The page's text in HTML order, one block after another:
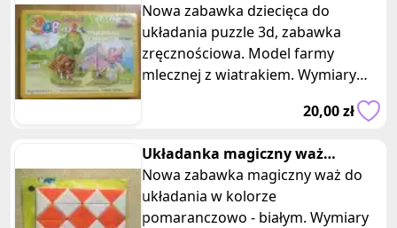
wiatrakiem
Nowa zabawka dziecięca do
układania puzzle 3d, zabawka
zręcznościowa. Model farmy
mlecznej z wiatrakiem. Wymiary
opakowania: 29 x 21 x 1 cm. Składa
20,00 zł
Układanka magiczny waż
pomarańczowa biala
Nowa zabawka magiczny waż do
układania w kolorze
pomaranczowo - białym. Wymiary